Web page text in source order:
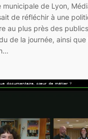
municipale de Lyon,
de réfléchir à une
au plus près des
de la journée, ainsi